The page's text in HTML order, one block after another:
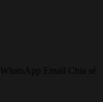
WhatsApp Email
Chia sẻ